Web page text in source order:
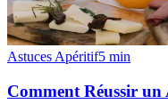
Astuces Apéritif5 min
Comment Réussir